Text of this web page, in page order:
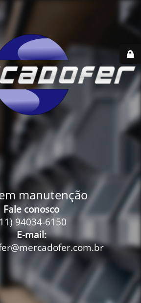
manutenção
Fale conosco
94034-6150
E-mail: